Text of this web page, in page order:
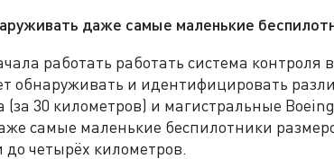
даже самые маленькие
работать работать система контроля
обнаруживать и идентифицировать
30 километров) и магистральные
самые маленькие беспилотники
до четырёх километров.